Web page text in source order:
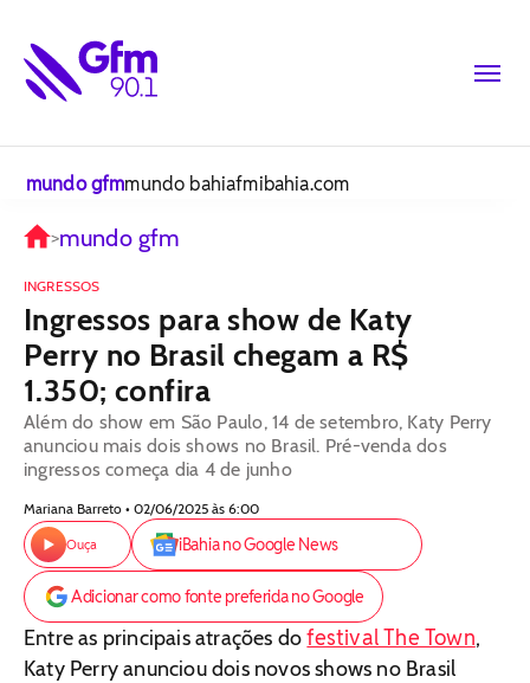
mundo gfmmundo bahiafmibahia.com
>mundo gfm
INGRESSOS
Ingressos para show de Katy
Perry no Brasil chegam a R$
1.350; confira
Além do show em São Paulo, 14 de setembro, Katy Perry
anunciou mais dois shows no Brasil. Pré-venda dos
ingressos começa dia 4 de junho
Mariana Barreto • 02/06/2025 às 6:00
Ouça iBahia no Google News
Adicionar como fonte preferida no Google
Entre as principais atrações dofestival The Town,
Katy Perry anunciou dois novos shows no Brasil